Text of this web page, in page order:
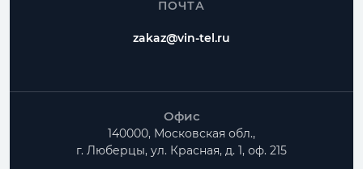
ПОЧТА
zakaz@vin-tel.ru
Офис
140000, Московская обл.,
г. Люберцы, ул. Красная, д. 1, оф. 215